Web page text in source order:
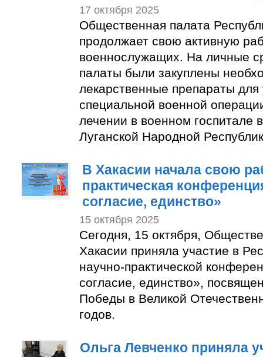
17 октября 2025
Общественная палата
продолжает свою активную
военнослужащих. На личные
палаты были закуплены
лекарственные препараты для
специальной военной
лечении в военном госпитале
Луганской Народной
В Хакасии начала свою
практическая
согласие, единство»
15 октября 2025
Сегодня, 15 октября,
Хакасии приняла участие в
научно-практической
согласие, единство»,
Победы в Великой
годов.
Ольга Левченко приняла